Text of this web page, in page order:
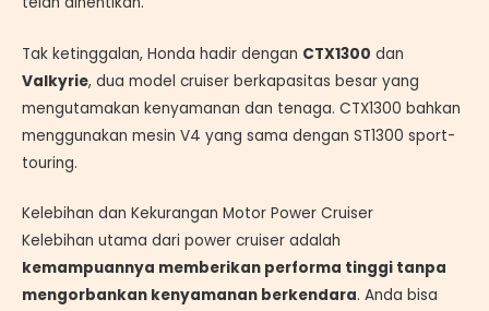
Tak ketinggalan, Honda hadir dengan CTX1300 dan
Valkyrie, dua model cruiser berkapasitas besar yang
mengutamakan kenyamanan dan tenaga. CTX1300 bahkan
menggunakan mesin V4 yang sama dengan ST1300 sport-
touring.
Kelebihan dan Kekurangan Motor Power Cruiser
Kelebihan utama dari power cruiser adalah
kemampuannya memberikan performa tinggi tanpa
mengorbankan kenyamanan berkendara. Anda bisa